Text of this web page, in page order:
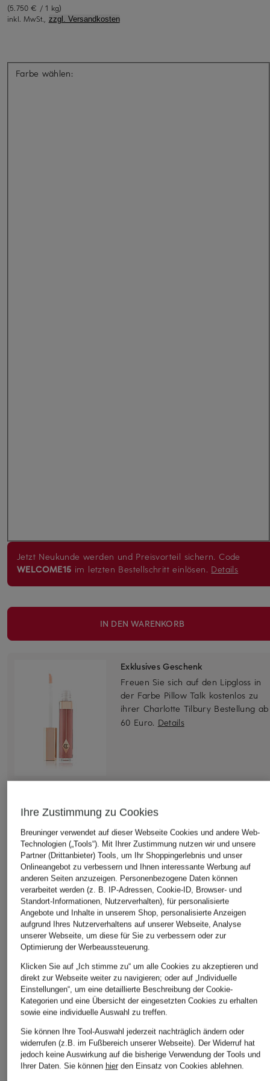
(5.750 € / 1 kg)
inkl. MwSt., zzgl. Versandkosten
Farbe wählen:
Jetzt Neukunde werden und Preisvorteil sichern. Code
WELCOME15 im letzten Bestellschritt einlösen. Details
IN DEN WARENKORB
Exklusives Geschenk
Freuen Sie sich auf den Lipgloss in
der Farbe Pillow Talk kostenlos zu
ihrer Charlotte Tilbury Bestellung ab
60 Euro. Details
Ihre Zustimmung zu Cookies
Breuninger verwendet auf dieser Webseite Cookies und andere Web-
Technologien („Tools“). Mit Ihrer Zustimmung nutzen wir und unsere
Partner (Drittanbieter) Tools, um Ihr Shoppingerlebnis und unser
Onlineangebot zu verbessern und Ihnen interessante Werbung auf
anderen Seiten anzuzeigen. Personenbezogene Daten können
verarbeitet werden (z. B. IP-Adressen, Cookie-ID, Browser- und
Standort-Informationen, Nutzerverhalten), für personalisierte
Angebote und Inhalte in unserem Shop, personalisierte Anzeigen
aufgrund Ihres Nutzerverhaltens auf unserer Webseite, Analyse
unserer Webseite, um diese für Sie zu verbessern oder zur
Optimierung der Werbeaussteuerung.
Klicken Sie auf „Ich stimme zu“ um alle Cookies zu akzeptieren und
direkt zur Webseite weiter zu navigieren; oder auf „Individuelle
Einstellungen“, um eine detaillierte Beschreibung der Cookie-
Kategorien und eine Übersicht der eingesetzten Cookies zu erhalten
sowie eine individuelle Auswahl zu treffen.
Sie können Ihre Tool-Auswahl jederzeit nachträglich ändern oder
widerrufen (z.B. im Fußbereich unserer Webseite). Der Widerruf hat
jedoch keine Auswirkung auf die bisherige Verwendung der Tools und
Ihrer Daten. Sie können hierden Einsatz von Cookies ablehnen.